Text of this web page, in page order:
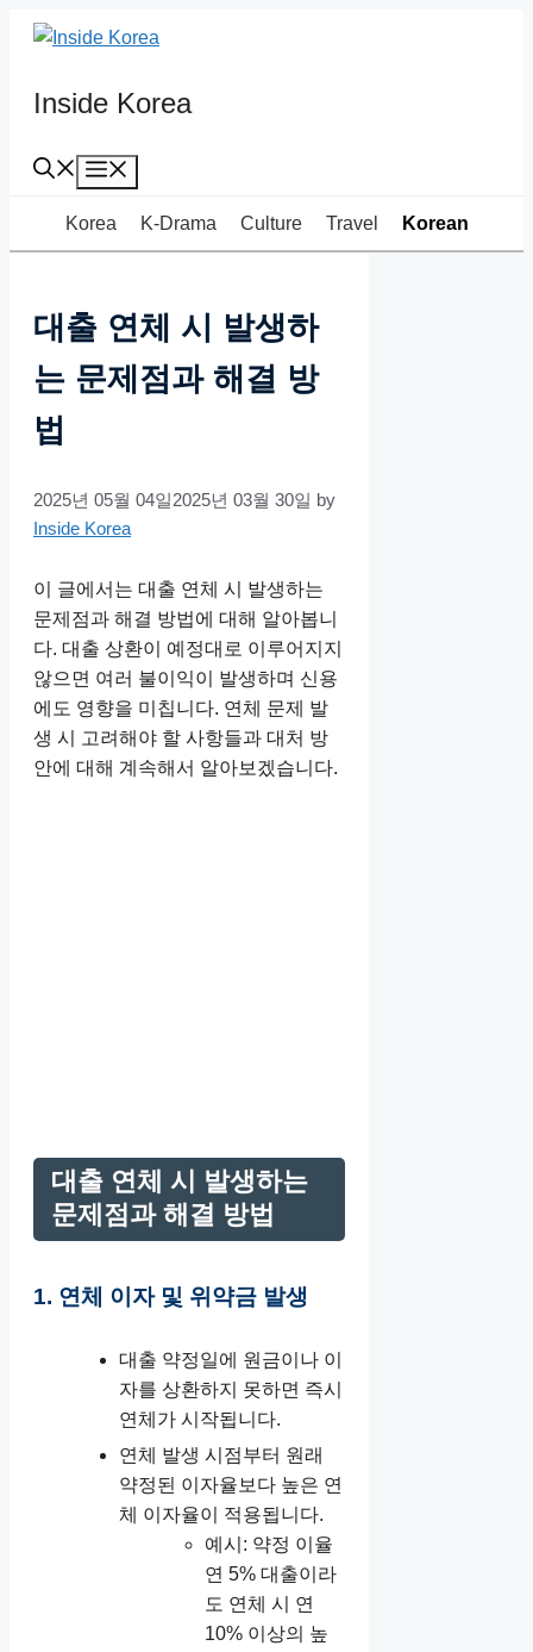
Skip
Inside Korea
Korea K-Drama Culture Travel Korean
대출 연체 시 발생하
는 문제점과 해결 방
법
2025년 05월 04일2025년 03월 30일 by
Inside Korea
이 글에서는 대출 연체 시 발생하는
문제점과 해결 방법에 대해 알아봅니
다. 대출 상환이 예정대로 이루어지지
않으면 여러 불이익이 발생하며 신용
에도 영향을 미칩니다. 연체 문제 발
생 시 고려해야 할 사항들과 대처 방
안에 대해 계속해서 알아보겠습니다.
대출 연체 시 발생하는
문제점과 해결 방법
1. 연체 이자 및 위약금 발생
대출 약정일에 원금이나 이
자를 상환하지 못하면 즉시
연체가 시작됩니다.
연체 발생 시점부터 원래
약정된 이자율보다 높은 연
체 이자율이 적용됩니다.
예시: 약정 이율
연 5% 대출이라
도 연체 시 연
10% 이상의 높